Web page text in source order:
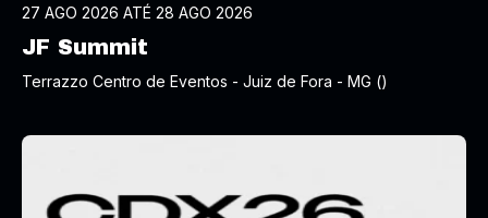
27 AGO 2026 ATÉ 28 AGO 2026
JF Summit
Terrazzo Centro de Eventos - Juiz de Fora - MG ()